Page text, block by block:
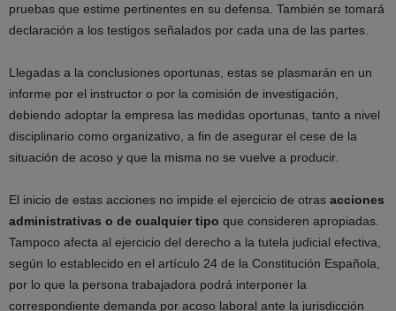
pruebas que estime pertinentes en su defensa. También se tomará
declaración a los testigos señalados por cada una de las partes.
Llegadas a la conclusiones oportunas, estas se plasmarán en un
informe por el instructor o por la comisión de investigación,
debiendo adoptar la empresa las medidas oportunas, tanto a nivel
disciplinario como organizativo, a fin de asegurar el cese de la
situación de acoso y que la misma no se vuelve a producir.
El inicio de estas acciones no impide el ejercicio de otras acciones
administrativas o de cualquier tipo que consideren apropiadas.
Tampoco afecta al ejercicio del derecho a la tutela judicial efectiva,
según lo establecido en el artículo 24 de la Constitución Española,
por lo que la persona trabajadora podrá interponer la
correspondiente demanda por acoso laboral ante la jurisdicción